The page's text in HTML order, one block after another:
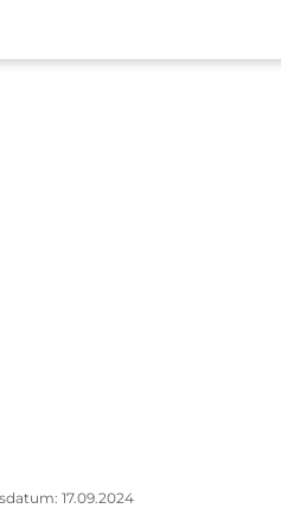
17.09.2024